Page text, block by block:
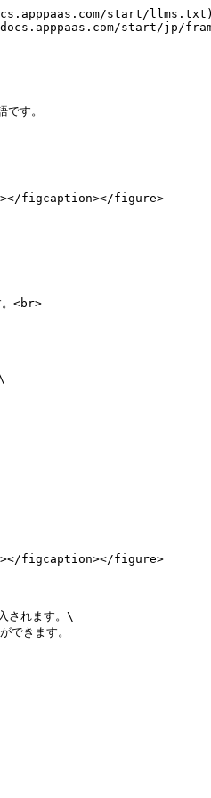
start/
start/jp/
す。
figcaption></figure>
。<br>
figcaption></figure>
されます。\